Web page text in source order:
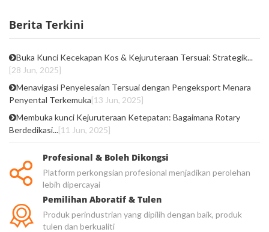
Berita Terkini
Buka Kunci Kecekapan Kos & Kejuruteraan Tersuai: Strategik...
[28 Jun, 2025]
Menavigasi Penyelesaian Tersuai dengan Pengeksport Menara
Penyental Terkemuka[13 Jun, 2025]
Membuka kunci Kejuruteraan Ketepatan: Bagaimana Rotary
Berdedikasi...[11 Jun, 2025]
Profesional & Boleh Dikongsi
Platform perkongsian profesional menjadikan perolehan
lebih dipercayai
Pemilihan Aboratif & Tulen
Produk perindustrian yang dipilih dengan baik, produk
tulen dan berkualiti